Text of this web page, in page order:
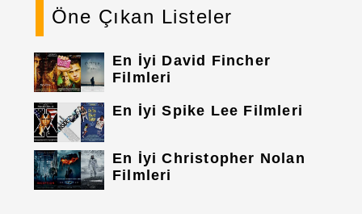
Öne Çıkan Listeler
En İyi David Fincher
Filmleri
En İyi Spike Lee Filmleri
En İyi Christopher Nolan
Filmleri